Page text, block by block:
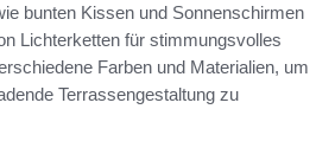
bunten Kissen und Sonnenschirmen
Lichterketten für stimmungsvolles
Farben und Materialien, um
Terrassengestaltung zu